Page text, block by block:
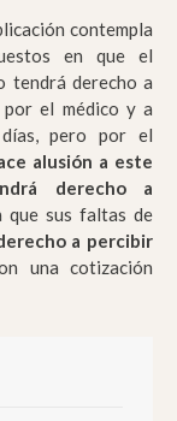
contempla
en que el
tendrá derecho a
el médico y a
pero por el
alusión a este
derecho a
que sus faltas de
a percibir
una cotización